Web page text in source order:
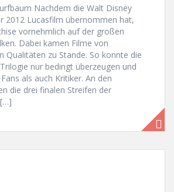
Nachdem die Walt Disney
2012 Lucasfilm übernommen hat,
vornehmlich auf der großen
Dabei kamen Filme von
Qualitäten zu Stande. So konnte die
nur bedingt überzeugen und
als auch Kritiker. An den
die drei finalen Streifen der